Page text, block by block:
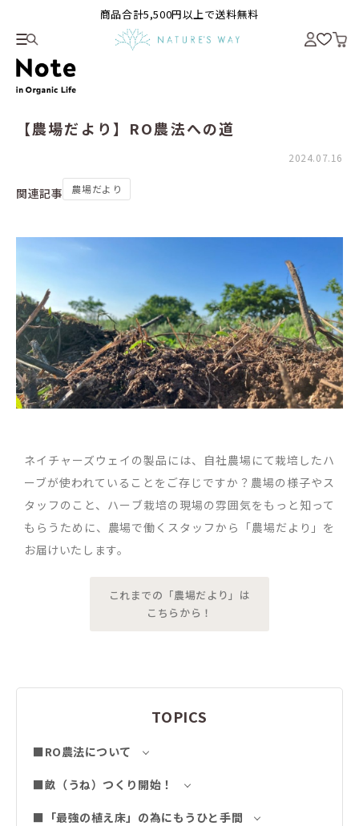
商品合計5,500円以上で送料無料
【農場だより】RO農法への道
2024.07.16
関連記事 農場だより
ネイチャーズウェイの製品には、自社農場にて栽培したハ
ーブが使われていることをご存じですか？農場の様子やス
タッフのこと、ハーブ栽培の現場の雰囲気をもっと知って
もらうために、農場で働くスタッフから「農場だより」を
お届けいたします。
これまでの「農場だより」は
こちらから！
TOPICS
■RO農法について
■畝（うね）つくり開始！
■「最強の植え床」の為にもうひと手間